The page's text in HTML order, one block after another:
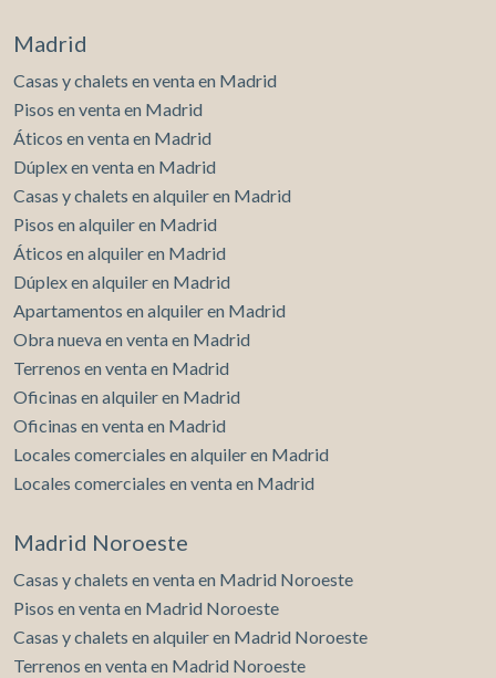
Madrid
Casas y chalets en venta en Madrid
Pisos en venta en Madrid
Áticos en venta en Madrid
Dúplex en venta en Madrid
Casas y chalets en alquiler en Madrid
Pisos en alquiler en Madrid
Áticos en alquiler en Madrid
Dúplex en alquiler en Madrid
Apartamentos en alquiler en Madrid
Obra nueva en venta en Madrid
Terrenos en venta en Madrid
Oficinas en alquiler en Madrid
Oficinas en venta en Madrid
Locales comerciales en alquiler en Madrid
Locales comerciales en venta en Madrid
Madrid Noroeste
Casas y chalets en venta en Madrid Noroeste
Pisos en venta en Madrid Noroeste
Casas y chalets en alquiler en Madrid Noroeste
Terrenos en venta en Madrid Noroeste